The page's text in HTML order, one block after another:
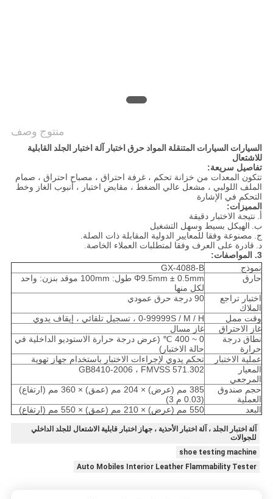
منتوج وصف
السيارات السيارات المتنقلة المواد حرق اختبار آلة اختبار الجلد القابلية
للاشتعال
تفاصيل سريعة:
تتكون المعدات من خزانة تحكم ، غرفة احتراق ، مصباح احتراق ، صمام
الملف اللولبي ، مشعل عالي الضغط ، مقابض اختبار ، أنبوب الغاز وخط
التحكم في الإشارة
المميزات:
أ. نتيجة الاختبار دقيقة
ب. الهيكل بسيط وسهل التشغيل
ج. مصنوعة وفقا للمعايير الدولية المقابلة ذات الصلة.
د. قادرة على العرف وفقا لمتطلبات العملاء الخاصة.
3. المواصفات:
نموذج
GX-4088-B
حارق
Φ9.5mm ± 0.5mm طول: 100mm موقد بنزن: واحد
لكل منها
اختبار تراجع
الملاك
90 درجة حرق عمودي
وقت ممل
0-99999S / M / H ، تسجيل تلقائي ، إيقاف يدوي
غاز الاحتراق
غاز مسال
نطاق درجة
حرارة
0 ~ 400 ℃ (عرض درجة حرارة الاستوديو الداخلية في
حالة الاختبار)
عملية الاختبار
تحكم يدوي لإجراءات الاختبار باستخدام جهاز تهوية
المعيار
المرجعي
GB8410-2006 ، FMVSS 571.302
حجم صندوق
العملية
385 مم (عرض) × 204 مم (عمق) × 360 مم (ارتفاع)
(0.03 م 3)
البعد
550 مم (عرض) × 210 مم (عمق) × 550 مم (ارتفاع)
آلة اختبار الجلد ، آلة اختبار الأحذية ، جهاز اختبار قابلية الاشتعال للجلد الداخلي
للجوالات
shoe testing machine
Auto Mobiles Interior Leather Flammability Tester